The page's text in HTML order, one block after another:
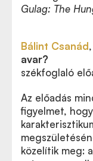
Gulag: The
Bálint Csanád
avar?
székfoglaló
Az előadás
figyelmet,
közelítik meg: